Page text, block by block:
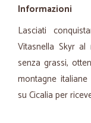
Informazioni
Lasciati
Vitasnella Skyr
senza grassi,
montagne
su Cicalia per